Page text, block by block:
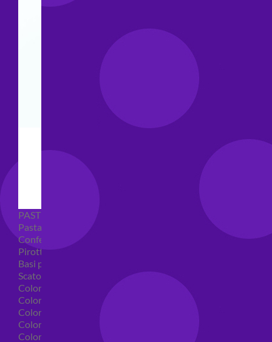
PASTICCERIA
Pasta di zucchero
Confetti
Pirottini
Basi polistirolo per torte
Scatole per torte
Coloranti alimentari
Coloranti alimentari in gel
Colorante alimentare spray
Coloranti alimentari in polvere
Coloranti liquidi